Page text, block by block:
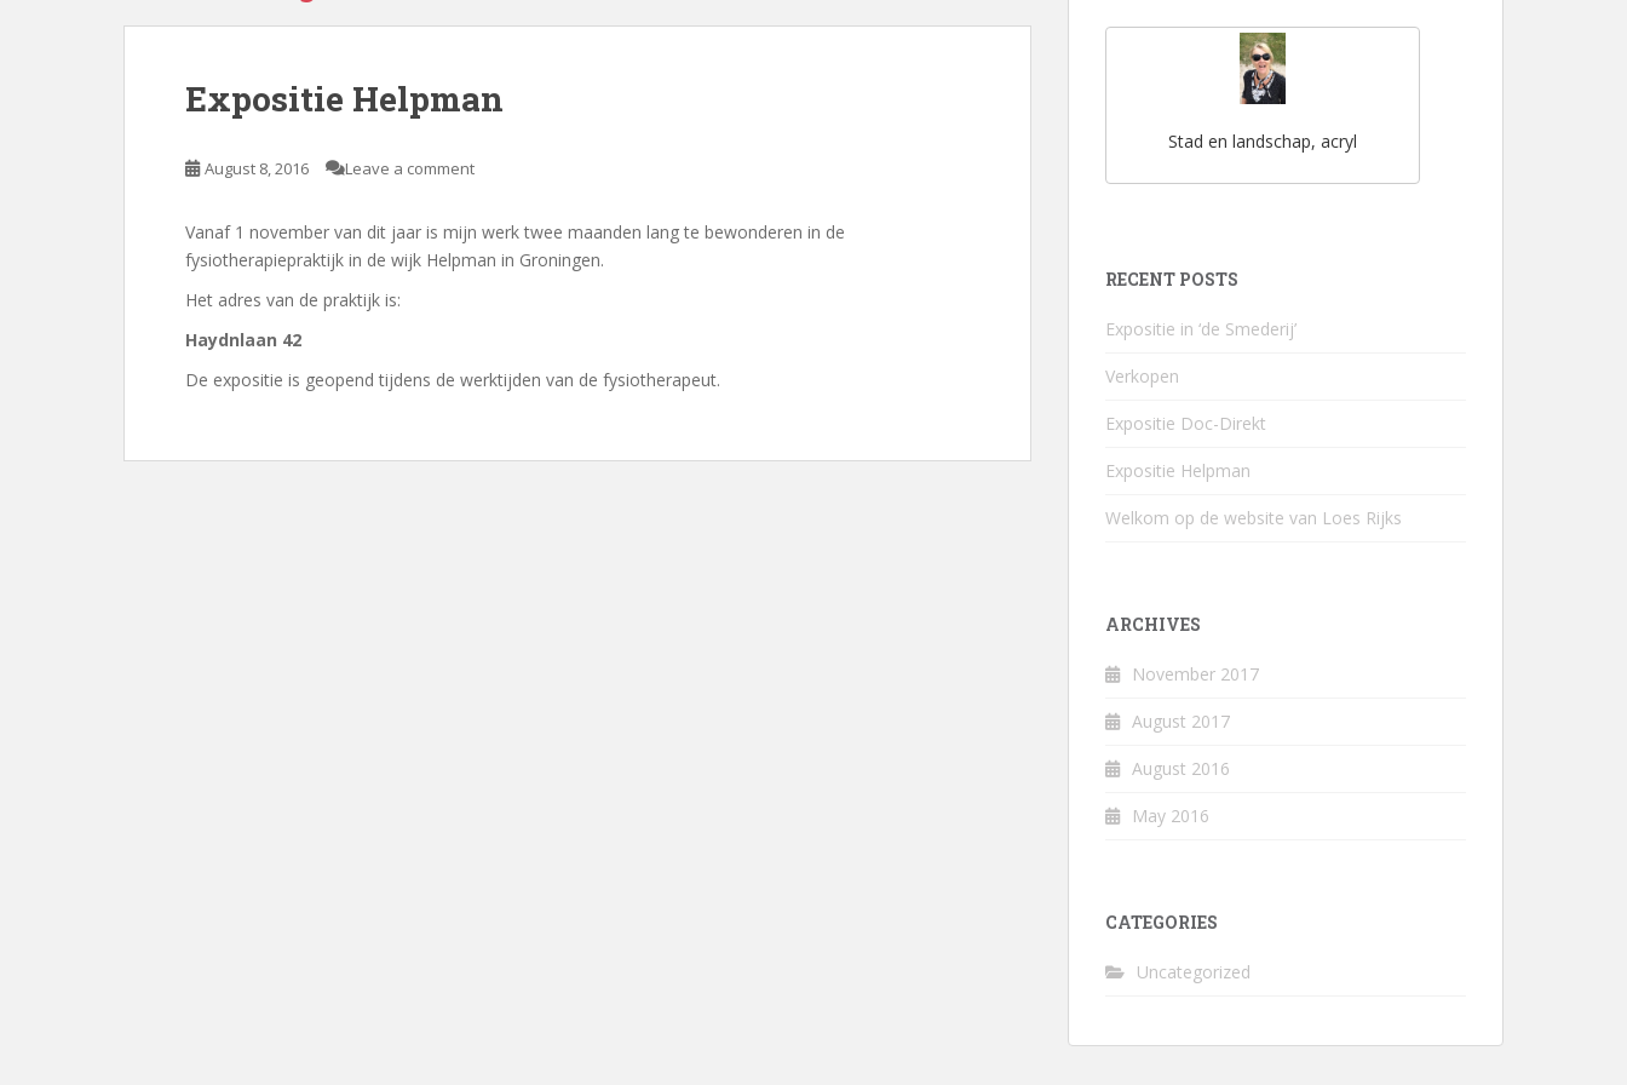
Expositie Helpman
August 8, 2016 Leave a comment
Vanaf 1 november van dit jaar is mijn werk twee maanden lang te bewonderen in de
fysiotherapiepraktijk in de wijk Helpman in Groningen.
Het adres van de praktijk is:
Haydnlaan 42
De expositie is geopend tijdens de werktijden van de fysiotherapeut.
Stad en landschap, acryl
RECENT POSTS
Expositie in ‘de Smederij’
Verkopen
Expositie Doc-Direkt
Expositie Helpman
Welkom op de website van Loes Rijks
ARCHIVES
November 2017
August 2017
August 2016
May 2016
CATEGORIES
Uncategorized